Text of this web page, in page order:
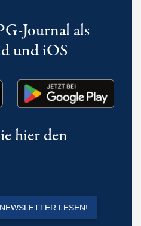
Journal als
und iOS
hier den
LESEN!